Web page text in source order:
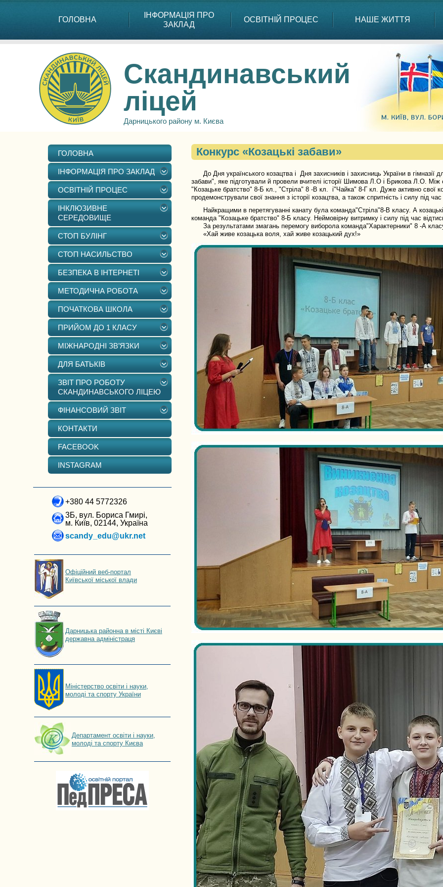
ГОЛОВНА
ІНФОРМАЦІЯ ПРО
ЗАКЛАД
ОСВІТНІЙ ПРОЦЕС НАШЕ ЖИТТЯ
Скандинавський
ліцей
Дарницького району м. Києва
ГОЛОВНА
ІНФОРМАЦІЯ ПРО ЗАКЛАД
ОСВІТНІЙ ПРОЦЕС
ІНКЛЮЗИВНЕ
СЕРЕДОВИЩЕ
СТОП БУЛІНГ
СТОП НАСИЛЬСТВО
БЕЗПЕКА В ІНТЕРНЕТІ
МЕТОДИЧНА РОБОТА
ПОЧАТКОВА ШКОЛА
ПРИЙОМ ДО 1 КЛАСУ
МІЖНАРОДНІ ЗВ’ЯЗКИ
ДЛЯ БАТЬКІВ
ЗВІТ ПРО РОБОТУ
СКАНДИНАВСЬКОГО ЛІЦЕЮ
ФІНАНСОВИЙ ЗВІТ
КОНТАКТИ
FACEBOOK
INSTAGRAM
+380 44 5772326
3Б, вул. Бориса Гмирі,
м. Київ, 02144, Україна
scandy_edu@ukr.net
Офіційний веб-портал
Київської міської влади
Дарницька районна в місті Києві
державна адміністраця
Мiнiстерство освiти і науки,
молоді та спорту України
Департамент освіти і науки,
молоді та спорту Києва
Конкурс «Козацькі забави»
До Дня українського козацтва і Дня захисників і захисниць України в гімназії
забави", яке підготували й провели вчителі історії Шимова Л.О і Брикова Л.О.
"Козацьке братство" 8-Б кл., "Стріла" 8 -В кл. і"Чайка" 8-Г кл. Дуже активно свої
продемонстрували свої знання з історії козацтва, а також спритність і силу під
Найкращими в перетягуванні канату була команда"Стріла"8-В класу. А
команда "Козацьке братство" 8-Б класу. Неймовірну витримку і силу під час
За результатами змагань перемогу виборола команда"Характерники" 8 -А
«Хай живе козацька воля, хай живе козацький дух!»